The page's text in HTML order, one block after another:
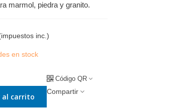
marmol, piedra y granito.
inc.)
en stock
al carrito
Código QR
Compartir